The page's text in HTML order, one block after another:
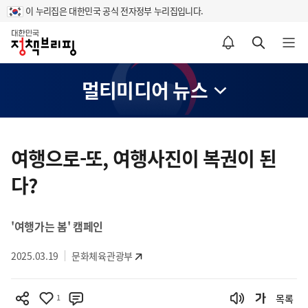
이 누리집은 대한민국 공식 전자정부 누리집입니다.
홈
알림설정 바로가기 검색 바로가기 메뉴 열기
멀티미디어 뉴스
텐
츠
영
여행으로-또, 여행사진이 복권이 된
다?
'여행가는 봄' 캠페인
2025.03.19 문화체육관광부
1 목록